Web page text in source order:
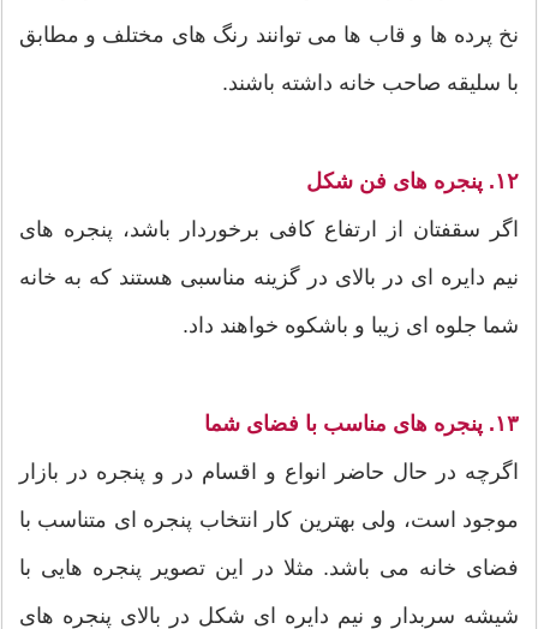
نخ پرده ها و قاب ها می توانند رنگ های مختلف و مطابق
با سلیقه صاحب خانه داشته باشند.
۱۲. پنجره های فن شکل
اگر سقفتان از ارتفاع کافی برخوردار باشد، پنجره های
نیم دایره ای در بالای در گزینه مناسبی هستند که به خانه
شما جلوه ای زیبا و باشکوه خواهند داد.
۱۳. پنجره های مناسب با فضای شما
اگرچه در حال حاضر انواع و اقسام در و پنجره در بازار
موجود است، ولی بهترین کار انتخاب پنجره ای متناسب با
فضای خانه می باشد. مثلا در این تصویر پنجره هایی با
شیشه سربدار و نیم دایره ای شکل در بالای پنجره های